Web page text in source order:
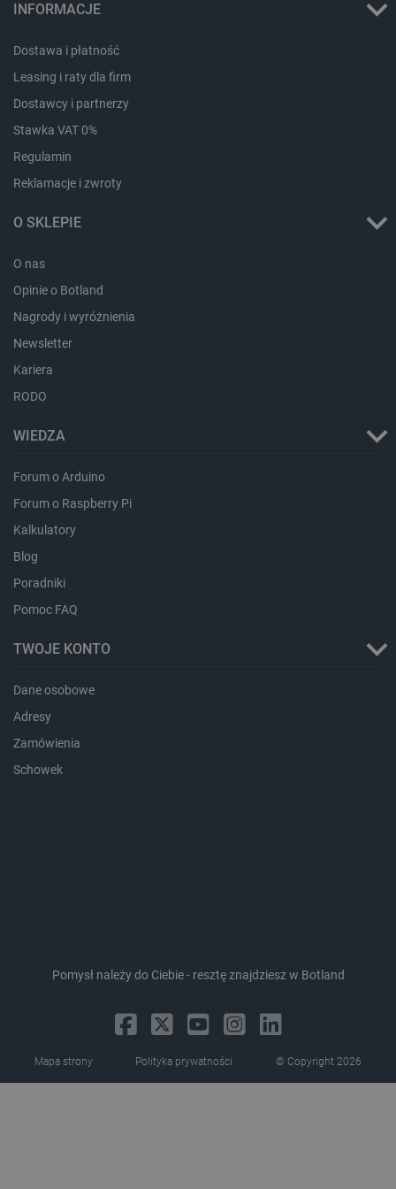
INFORMACJE
Dostawa i płatność
Leasing i raty dla firm
Dostawcy i partnerzy
Stawka VAT 0%
Regulamin
Reklamacje i zwroty
O SKLEPIE
O nas
Opinie o Botland
Nagrody i wyróżnienia
Newsletter
Kariera
RODO
WIEDZA
Forum o Arduino
Forum o Raspberry Pi
Kalkulatory
Blog
Poradniki
Pomoc FAQ
TWOJE KONTO
Dane osobowe
Adresy
Zamówienia
Schowek
Pomysł należy do Ciebie - resztę znajdziesz w Botland
Mapa strony Polityka prywatności © Copyright 2026
isListDisplay
.botland.com.pl
botland.com.pl
CookieScriptConsent